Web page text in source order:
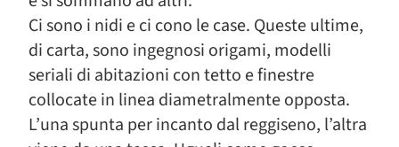
Ci sono i nidi e ci cono le case. Queste ultime,
di carta, sono ingegnosi origami, modelli
seriali di abitazioni con tetto e finestre
collocate in linea diametralmente opposta.
L’una spunta per incanto dal reggiseno, l’altra